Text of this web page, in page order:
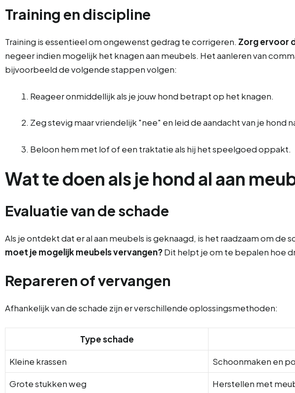
Training en discipline
Training is essentieel om ongewenst gedrag te corrigeren. Zorg ervoor
negeer indien mogelijk het knagen aan meubels. Het aanleren van
bijvoorbeeld de volgende stappen volgen:
Reageer onmiddellijk als je jouw hond betrapt op het knagen.
Zeg stevig maar vriendelijk "nee" en leid de aandacht van je hond
Beloon hem met lof of een traktatie als hij het speelgoed oppakt.
Wat te doen als je hond al aan
Evaluatie van de schade
Als je ontdekt dat er al aan meubels is geknaagd, is het raadzaam om de
moet je mogelijk meubels vervangen?Dit helpt je om te bepalen hoe
Repareren of vervangen
Afhankelijk van de schade zijn er verschillende oplossingsmethoden:
Type schade
Kleine krassen Schoonmaken en
Grote stukken weg Herstellen met